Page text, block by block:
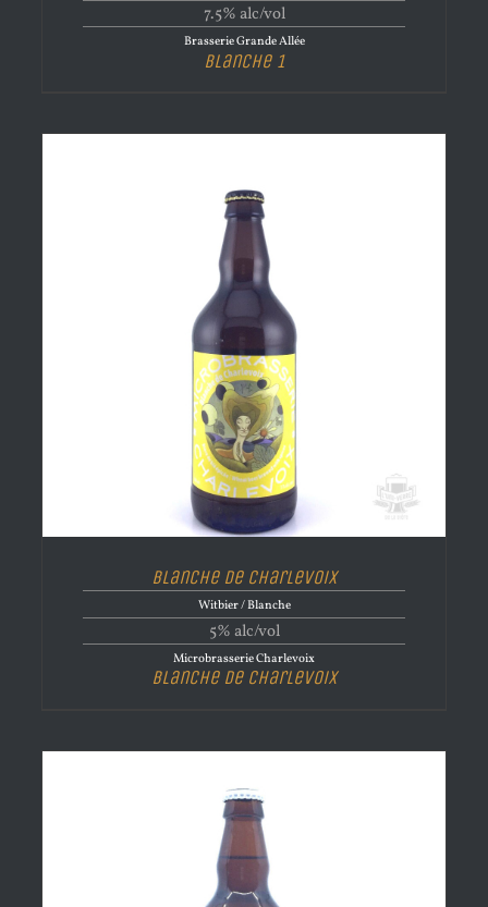
7.5% alc/vol
Brasserie Grande Allée
Blanche 1
Blanche de Charlevoix
Witbier / Blanche
5% alc/vol
Microbrasserie Charlevoix
Blanche de Charlevoix